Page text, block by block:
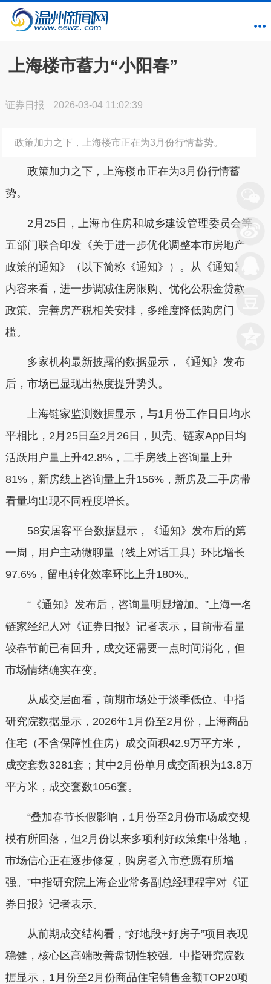
上海楼市蓄力“小阳春”
证券日报 2026-03-04 11:02:39
政策加力之下，上海楼市正在为3月份行情蓄势。
政策加力之下，上海楼市正在为3月份行情蓄
势。
2月25日，上海市住房和城乡建设管理委员会等
五部门联合印发《关于进一步优化调整本市房地产
政策的通知》（以下简称《通知》）。从《通知》
内容来看，进一步调减住房限购、优化公积金贷款
政策、完善房产税相关安排，多维度降低购房门
槛。
多家机构最新披露的数据显示，《通知》发布
后，市场已显现出热度提升势头。
上海链家监测数据显示，与1月份工作日日均水
平相比，2月25日至2月26日，贝壳、链家App日均
活跃用户量上升42.8%，二手房线上咨询量上升
81%，新房线上咨询量上升156%，新房及二手房带
看量均出现不同程度增长。
58安居客平台数据显示，《通知》发布后的第
一周，用户主动微聊量（线上对话工具）环比增长
97.6%，留电转化效率环比上升180%。
“《通知》发布后，咨询量明显增加。”上海一名
链家经纪人对《证券日报》记者表示，目前带看量
较春节前已有回升，成交还需要一点时间消化，但
市场情绪确实在变。
从成交层面看，前期市场处于淡季低位。中指
研究院数据显示，2026年1月份至2月份，上海商品
住宅（不含保障性住房）成交面积42.9万平方米，
成交套数3281套；其中2月份单月成交面积为13.8万
平方米，成交套数1056套。
“叠加春节长假影响，1月份至2月份市场成交规
模有所回落，但2月份以来多项利好政策集中落地，
市场信心正在逐步修复，购房者入市意愿有所增
强。”中指研究院上海企业常务副总经理程宇对《证
券日报》记者表示。
从前期成交结构看，“好地段+好房子”项目表现
稳健，核心区高端改善盘韧性较强。中指研究院数
据显示，1月份至2月份商品住宅销售金额TOP20项